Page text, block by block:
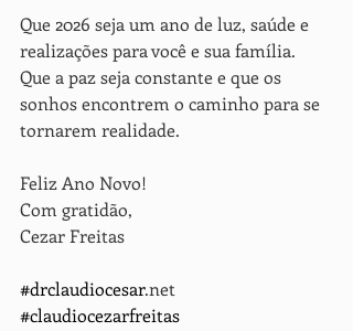
Que 2026 seja um ano de luz, saúde e
realizações para você e sua família.
Que a paz seja constante e que os
sonhos encontrem o caminho para se
tornarem realidade.
Feliz Ano Novo!
Com gratidão,
Cezar Freitas
#drclaudiocesar.net
#claudiocezarfreitas